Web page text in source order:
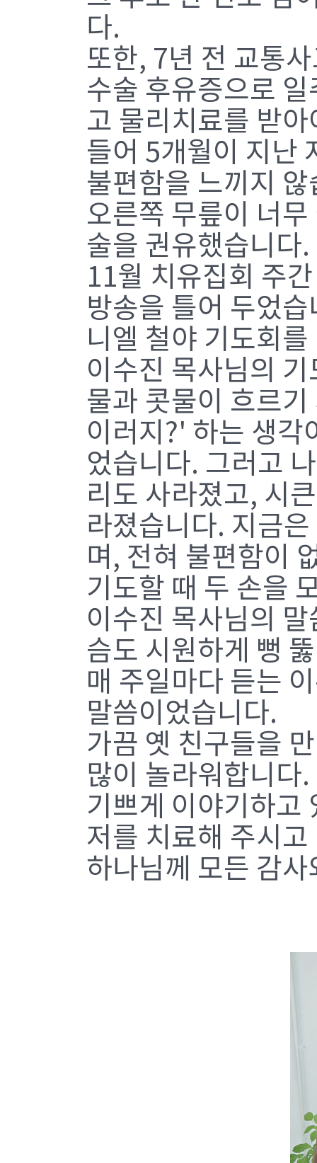
다.
또한, 7년 전 교통
수술 후유증으로
고 물리치료를 받
들어 5개월이 지난
불편함을 느끼지
오른쪽 무릎이 너
술을 권유했습니다
11월 치유집회 주
방송을 틀어 두었
니엘 철야 기도회
이수진 목사님의
물과 콧물이 흐르
이러지?' 하는 생각
었습니다. 그러고
리도 사라졌고, 시
라졌습니다. 지금
며, 전혀 불편함이
기도할 때 두 손을
이수진 목사님의
슴도 시원하게 뻥
매 주일마다 듣는
말씀이었습니다.
가끔 옛 친구들을
많이 놀라워합니다
기쁘게 이야기하고
저를 치료해 주시
하나님께 모든 감